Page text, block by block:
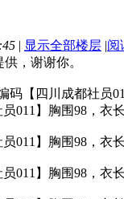
| 显示全部楼层 |阅
，谢谢你。
【四川成都社员